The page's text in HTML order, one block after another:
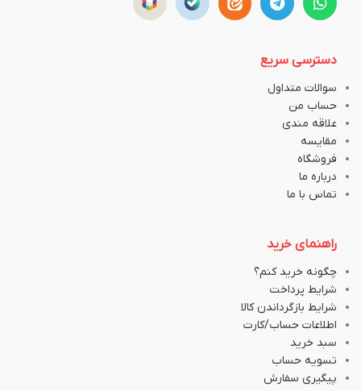
دسترسی سریع
سوالات متداول
حساب من
علاقه مندی
مقایسه
فروشگاه
درباره ما
تماس با ما
راهنمای خرید
چگونه خرید کنم؟
شرایط پرداخت
شرایط بازگرداندن کالا
اطلاعات حساب/کارت
سبد خرید
تسویه حساب
پیگیری سفارش